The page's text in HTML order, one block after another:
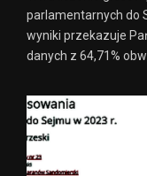
parlamentarnych do
wyniki przekazuje
danych z 64,71%